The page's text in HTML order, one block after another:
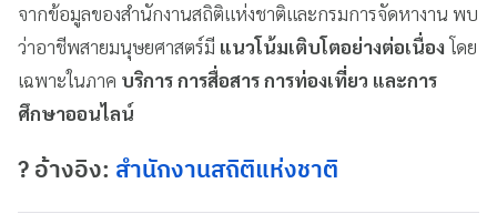
จากข้อมูลของสำนักงานสถิติแห่งชาติและกรมการจัดหางาน พบ
ว่าอาชีพสายมนุษยศาสตร์มี แนวโน้มเติบโตอย่างต่อเนื่องโดย
เฉพาะในภาค บริการ การสื่อสาร การท่องเที่ยว และการ
ศึกษาออนไลน์
? อ้างอิง: สำนักงานสถิติแห่งชาติ